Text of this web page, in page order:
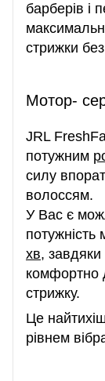
барберів і
стрижки
Мотор-
JRL
потужним
силу
волоссям.
У Вас є
потужність
хв,
комфортно
стрижку.
Це
рівнем